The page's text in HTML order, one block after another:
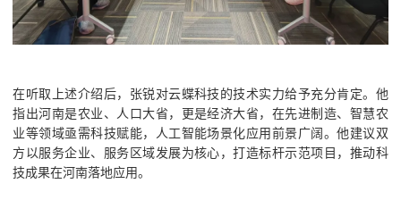
在听取上述介绍后，张锐对云蝶科技的技术实力给予充分肯定。他
指出河南是农业、人口大省，更是经济大省，在先进制造、智慧农
业等领域亟需科技赋能，人工智能场景化应用前景广阔。他建议双
方以服务企业、服务区域发展为核心，打造标杆示范项目，推动科
技成果在河南落地应用。